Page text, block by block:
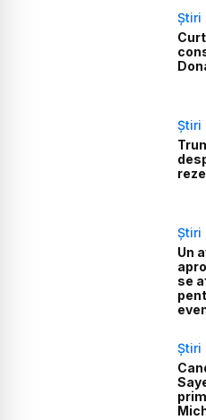
Știri
Știri
Știri
Un
se
Știri